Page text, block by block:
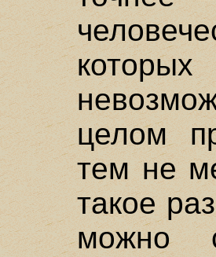
целом
тем не
такое
можно